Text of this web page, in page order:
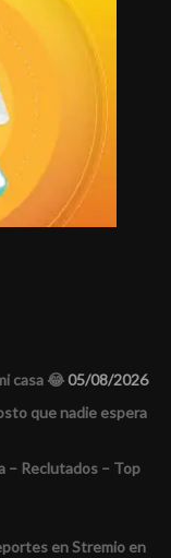
casa 😂05/08/2026
que nadie espera
– Reclutados – Top
en Stremio en